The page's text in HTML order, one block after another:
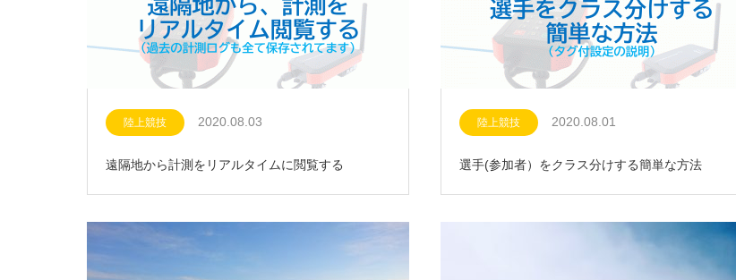
陸上競技 2020.08.03
遠隔地から計測をリアルタイムに閲覧する
陸上競技 2020.08.01
選手(参加者）をクラス分けする簡単な方法